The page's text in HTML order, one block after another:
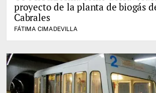
proyecto de la planta de biogás
Cabrales
FÁTIMA CIMADEVILLA